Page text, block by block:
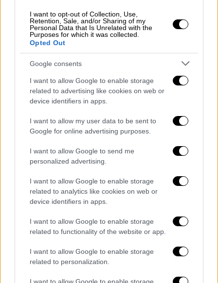
I want to opt-out of Collection, Use,
Retention, Sale, and/or Sharing of my
Personal Data that Is Unrelated with the
Purposes for which it was collected.
Opted Out
Google consents
I want to allow Google to enable storage
related to advertising like cookies on web or
device identifiers in apps.
I want to allow my user data to be sent to
Google for online advertising purposes.
I want to allow Google to send me
personalized advertising.
I want to allow Google to enable storage
related to analytics like cookies on web or
device identifiers in apps.
I want to allow Google to enable storage
related to functionality of the website or app.
I want to allow Google to enable storage
related to personalization.
δυνατότητα να επωφεληθούν από έκπτωση
15% στις τρέχουσες εσοδείες.
Ξεχωριστή θέση στο φετινό πρόγραμμα έχει
η νέα εμπειρίαBring Your Own Bottle
, μέσα
από την οποία οι επισκέπτες μπορούν να
επιλέξουν ένα κρασί από το οινοποιείο και
να το απολαύσουν σε συνεργαζόμενα,
ξακουστά εστιατόρια της περιοχής, όπως ο
Θωμάς στο Σκλήθρο, ο Κοντοσώρος στο Ξινό
Νερό, καθώς και ο Ναουμίδης και το
Valsamo στον Άγιο Παντελεήμονα.
πανελλαδικές δράσεις του δικτύου, όπως ο
φωτογραφικός διαγωνισμός«Πιάσε τον Μάη
28 τυχεροί», ενισχύοντας το γιορτινό κλίμα
του διημέρου.
Για όσους αναζητούν μια ανοιξιάτικη
απόδραση με φόντο τους